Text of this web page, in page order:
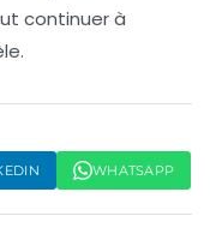
continuer à
WHATSAPP